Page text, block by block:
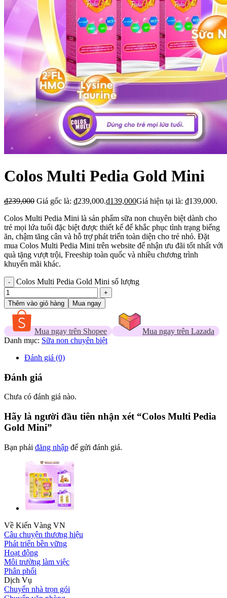
Colos Multi Pedia Gold Mini
₫239,000 Giá gốc là: ₫239,000.₫139,000Giá hiện tại là: ₫139,000.
Colos Multi Pedia Mini là sản phẩm sữa non chuyên biệt dành cho
trẻ mọi lứa tuổi đặc biệt được thiết kế để khắc phục tình trạng biếng
ăn, chậm tăng cân và hỗ trợ phát triển toàn diện cho trẻ nhỏ. Đặt
mua Colos Multi Pedia Mini trên website để nhận ưu đãi tốt nhất với
quà tặng vượt trội, Freeship toàn quốc và nhiều chương trình
khuyến mãi khác.
Colos Multi Pedia Gold Mini số lượng
Thêm vào giỏ hàng Mua ngay
Mua ngay trên Shopee
Mua ngay trên Lazada
Danh mục: Sữa non chuyên biệt
Đánh giá (0)
Đánh giá
Chưa có đánh giá nào.
Hãy là người đầu tiên nhận xét “Colos Multi Pedia
Gold Mini”
Bạn phải đăng nhập để gửi đánh giá.
Về Kiến Vàng VN
Câu chuyện thương hiệu
Phát triển bền vững
Hoạt động
Môi trường làm việc
Phân phối
Dịch Vụ
Chuyển nhà trọn gói